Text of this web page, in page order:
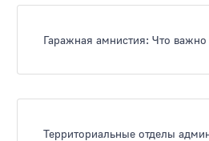
Гаражная амнистия: Что важно
Территориальные отделы